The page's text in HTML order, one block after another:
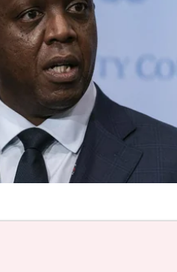
den Vereinten Nationen,